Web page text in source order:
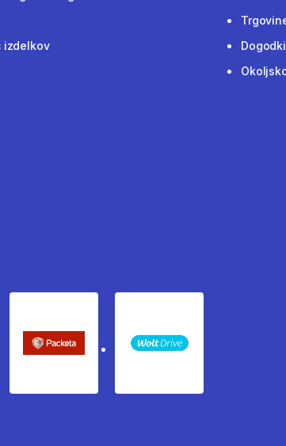
izdelkov
Dogodki
Packeta Sledenje pošiljki
WOLT